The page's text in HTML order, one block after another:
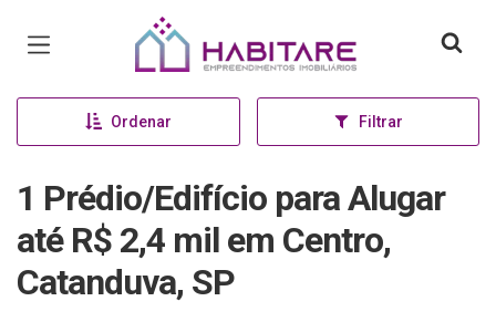
Página inicial
Ordenar Filtrar
1 Prédio/Edifício para Alugar
até R$ 2,4 mil em Centro,
Catanduva, SP